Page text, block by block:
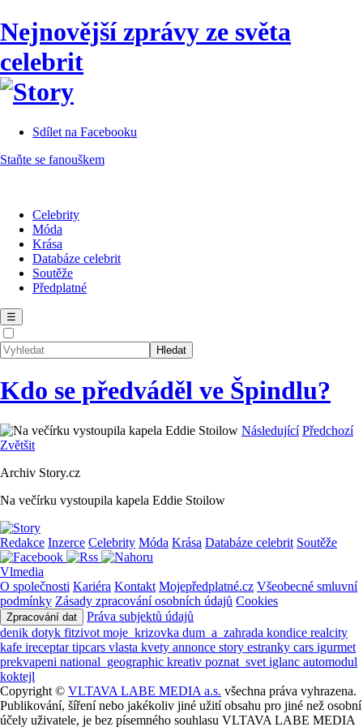
Nejnovější zprávy ze světa
celebrit
Sdílet na Facebooku
Staňte se fanouškem
Celebrity
Móda
Krása
Databáze celebrit
Soutěže
Předplatné
☰
Kdo se předváděl ve Špindlu?
Následující Předchozí
Zvětšit
Archiv Story.cz
Na večírku vystoupila kapela Eddie Stoilow
Redakce Inzerce Celebrity Móda Krása Databáze celebrit Soutěže
Vlmedia
O společnosti Kariéra Kontakt Mojepředplatné.cz Všeobecné smluvní
podmínky Zásady zpracování osobních údajů Cookies
Zpracování dat
Práva subjektů údajů
denik dotyk fitzivot moje_krizovka dum_a_zahrada kondice realcity
kafe ireceptartipcars vlasta kvety annonce story estranky cars igurmet
prekvapeni national_geographic kreativ poznat_svet iglanc automodul
koktejl
Copyright © VLTAVA LABE MEDIA a.s. všechna práva vyhrazena.
Publikování, šíření nebo jakékoliv jiné užití obsahu pro jiné než osobní
účely uživatele, je bez písemného souhlasu VLTAVA LABE MEDIA